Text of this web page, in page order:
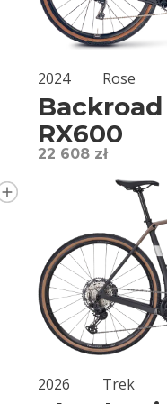
2024 Rose
Backroad
RX600
22 608 zł
2026 Trek